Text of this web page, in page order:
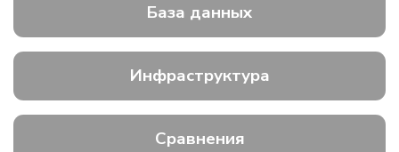
База данных
Инфраструктура
Сравнения